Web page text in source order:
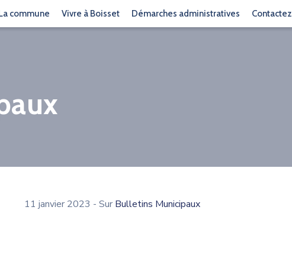
commune Vivre à Boisset Démarches administratives
11 janvier 2023 - Sur Bulletins Municipaux